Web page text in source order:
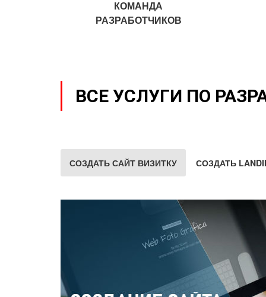
КОМАНДА
РАЗРАБОТЧИКОВ
ВСЕ УСЛУГИ ПО
СОЗДАТЬ САЙТ ВИЗИТКУ СОЗДАТЬ